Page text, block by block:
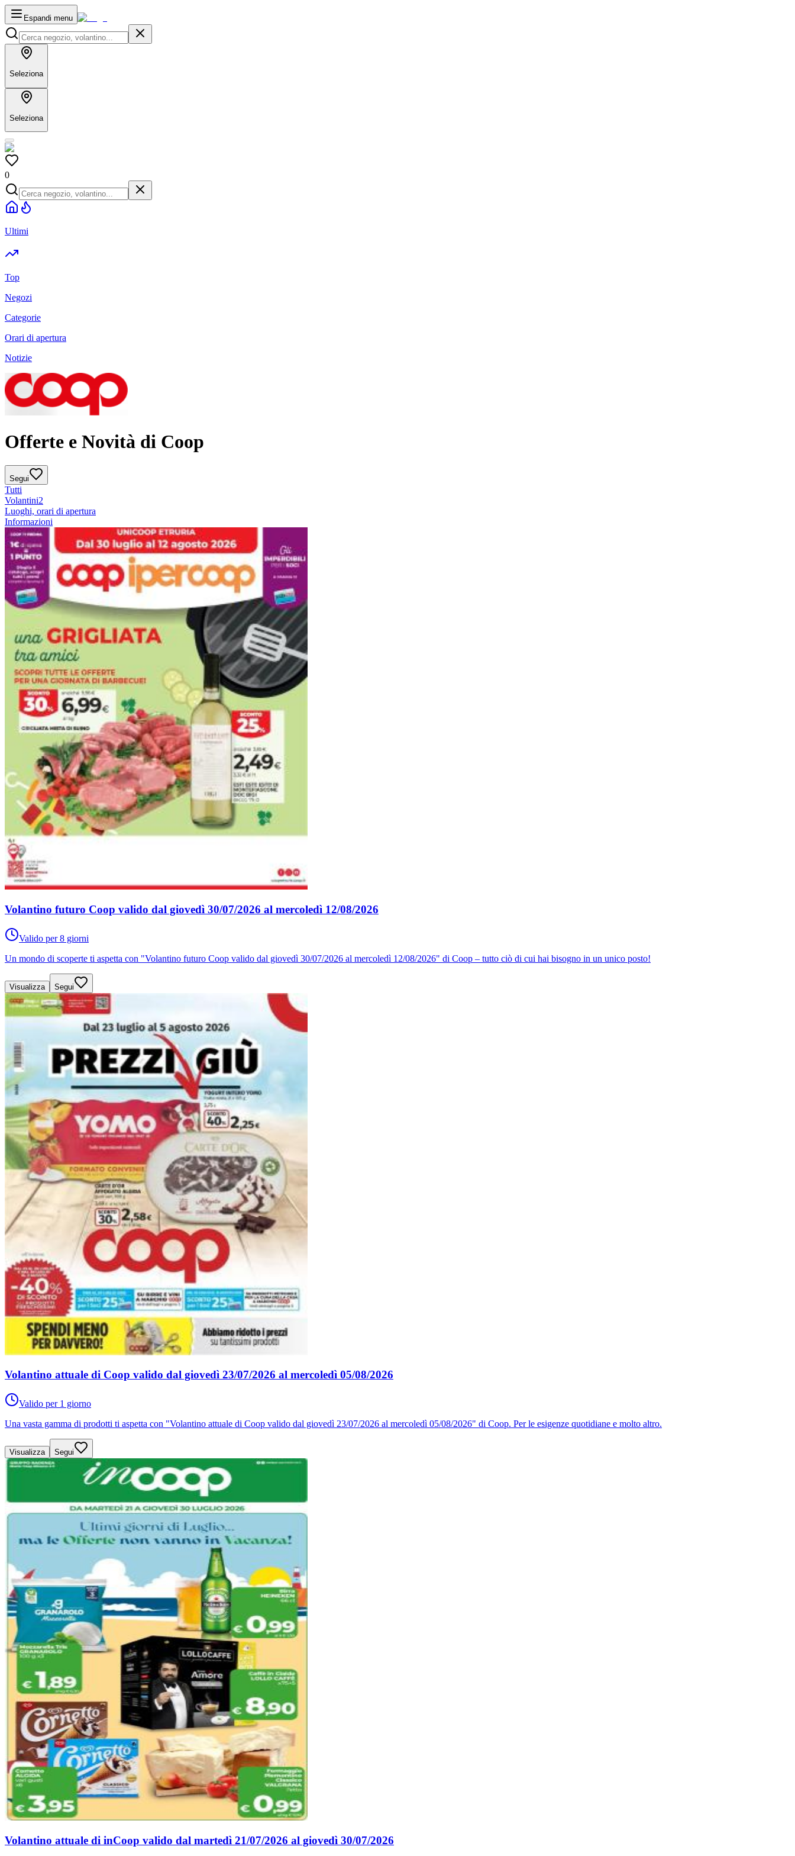
Espandi menu
Seleziona
Seleziona
0
Ultimi
Top
Negozi
Categorie
Orari di apertura
Notizie
Offerte e Novità di Coop
Segui
Tutti
Volantini2
Luoghi, orari di apertura
Informazioni
Volantino futuro Coop valido dal giovedì 30/07/2026 al mercoledì 12/08/2026
Valido per 8 giorni
Un mondo di scoperte ti aspetta con "Volantino futuro Coop valido dal giovedì 30/07/2026 al mercoledì 12/08/2026" di Coop – tutto ciò di cui hai bisogno in un unico posto!
Visualizza Segui
Volantino attuale di Coop valido dal giovedì 23/07/2026 al mercoledì 05/08/2026
Valido per 1 giorno
Una vasta gamma di prodotti ti aspetta con "Volantino attuale di Coop valido dal giovedì 23/07/2026 al mercoledì 05/08/2026" di Coop. Per le esigenze quotidiane e molto altro.
Visualizza Segui
Volantino attuale di inCoop valido dal martedì 21/07/2026 al giovedì 30/07/2026